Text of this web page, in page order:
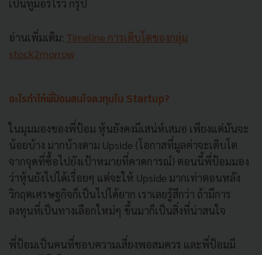
เป็นทูมอร์โรว์ กรุ๊ป
อ่านเพิ่มเติม: Timeline การเติบโตของกลุ่ม
stock2morrow
อะไรทำให้พี่ป้อมสนใจลงทุนใน Startup?
ในมุมมองของพี่ป้อม หุ้นยังคงมีเสน่ห์เสมอ เพียงแต่มันจะ
น้อยบ้าง มากบ้างตาม Upside (โอกาสที่มูลค่าจะเติบโต
จากจุดที่ซื้อไปยังเป้าหมายที่คาดการณ์) ตอนนี้พี่ป้อมมอง
ว่าหุ้นยังไปได้เรื่อยๆ แต่จะให้ Upside มากเท่าตอนหลัง
วิกฤตเศรษฐกิจก็เป็นไปได้ยาก เราเลยรู้สึกว่า ถ้ามีการ
ลงทุนที่เป็นทางเลือกใหม่ๆ ขึ้นมาก็เป็นสิ่งที่น่าสนใจ
พี่ป้อมเป็นคนที่ชอบความเสี่ยงพอสมควร และพี่ป้อมมี